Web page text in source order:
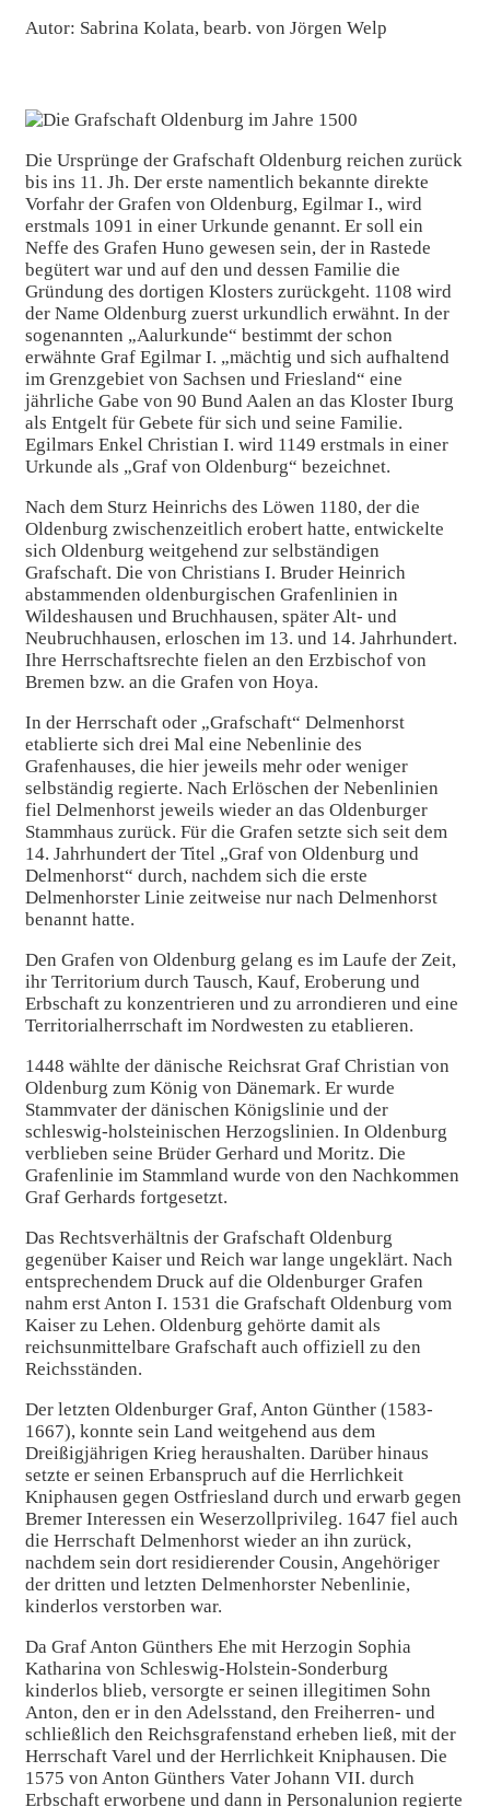
Autor: Sabrina Kolata, bearb. von Jörgen Welp
Die Ursprünge der Grafschaft Oldenburg reichen zurück
bis ins 11. Jh. Der erste namentlich bekannte direkte
Vorfahr der Grafen von Oldenburg, Egilmar I., wird
erstmals 1091 in einer Urkunde genannt. Er soll ein
Neffe des Grafen Huno gewesen sein, der in Rastede
begütert war und auf den und dessen Familie die
Gründung des dortigen Klosters zurückgeht. 1108 wird
der Name Oldenburg zuerst urkundlich erwähnt. In der
sogenannten „Aalurkunde“ bestimmt der schon
erwähnte Graf Egilmar I. „mächtig und sich aufhaltend
im Grenzgebiet von Sachsen und Friesland“ eine
jährliche Gabe von 90 Bund Aalen an das Kloster Iburg
als Entgelt für Gebete für sich und seine Familie.
Egilmars Enkel Christian I. wird 1149 erstmals in einer
Urkunde als „Graf von Oldenburg“ bezeichnet.
Nach dem Sturz Heinrichs des Löwen 1180, der die
Oldenburg zwischenzeitlich erobert hatte, entwickelte
sich Oldenburg weitgehend zur selbständigen
Grafschaft. Die von Christians I. Bruder Heinrich
abstammenden oldenburgischen Grafenlinien in
Wildeshausen und Bruchhausen, später Alt- und
Neubruchhausen, erloschen im 13. und 14. Jahrhundert.
Ihre Herrschaftsrechte fielen an den Erzbischof von
Bremen bzw. an die Grafen von Hoya.
In der Herrschaft oder „Grafschaft“ Delmenhorst
etablierte sich drei Mal eine Nebenlinie des
Grafenhauses, die hier jeweils mehr oder weniger
selbständig regierte. Nach Erlöschen der Nebenlinien
fiel Delmenhorst jeweils wieder an das Oldenburger
Stammhaus zurück. Für die Grafen setzte sich seit dem
14. Jahrhundert der Titel „Graf von Oldenburg und
Delmenhorst“ durch, nachdem sich die erste
Delmenhorster Linie zeitweise nur nach Delmenhorst
benannt hatte.
Den Grafen von Oldenburg gelang es im Laufe der Zeit,
ihr Territorium durch Tausch, Kauf, Eroberung und
Erbschaft zu konzentrieren und zu arrondieren und eine
Territorialherrschaft im Nordwesten zu etablieren.
1448 wählte der dänische Reichsrat Graf Christian von
Oldenburg zum König von Dänemark. Er wurde
Stammvater der dänischen Königslinie und der
schleswig-holsteinischen Herzogslinien. In Oldenburg
verblieben seine Brüder Gerhard und Moritz. Die
Grafenlinie im Stammland wurde von den Nachkommen
Graf Gerhards fortgesetzt.
Das Rechtsverhältnis der Grafschaft Oldenburg
gegenüber Kaiser und Reich war lange ungeklärt. Nach
entsprechendem Druck auf die Oldenburger Grafen
nahm erst Anton I. 1531 die Grafschaft Oldenburg vom
Kaiser zu Lehen. Oldenburg gehörte damit als
reichsunmittelbare Grafschaft auch offiziell zu den
Reichsständen.
Der letzten Oldenburger Graf, Anton Günther (1583-
1667), konnte sein Land weitgehend aus dem
Dreißigjährigen Krieg heraushalten. Darüber hinaus
setzte er seinen Erbanspruch auf die Herrlichkeit
Kniphausen gegen Ostfriesland durch und erwarb gegen
Bremer Interessen ein Weserzollprivileg. 1647 fiel auch
die Herrschaft Delmenhorst wieder an ihn zurück,
nachdem sein dort residierender Cousin, Angehöriger
der dritten und letzten Delmenhorster Nebenlinie,
kinderlos verstorben war.
Da Graf Anton Günthers Ehe mit Herzogin Sophia
Katharina von Schleswig-Holstein-Sonderburg
kinderlos blieb, versorgte er seinen illegitimen Sohn
Anton, den er in den Adelsstand, den Freiherren- und
schließlich den Reichsgrafenstand erheben ließ, mit der
Herrschaft Varel und der Herrlichkeit Kniphausen. Die
1575 von Anton Günthers Vater Johann VII. durch
Erbschaft erworbene und dann in Personalunion regierte